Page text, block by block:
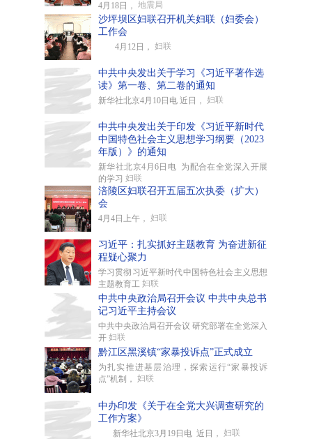
4月18日， 地震局
沙坪坝区妇联召开机关妇联（妇委会）
工作会
4月12日， 妇联
中共中央发出关于学习《习近平著作选
读》第一卷、第二卷的通知
新华社北京4月10日电 近日， 妇联
中共中央发出关于印发《习近平新时代
中国特色社会主义思想学习纲要（2023
年版）》的通知
新华社北京4月6日电 为配合在全党深入开展
的学习 妇联
涪陵区妇联召开五届五次执委（扩大）
会
4月4日上午， 妇联
习近平：扎实抓好主题教育 为奋进新征
程疑心聚力
学习贯彻习近平新时代中国特色社会主义思想
主题教育工 妇联
中共中央政治局召开会议 中共中央总书
记习近平主持会议
中共中央政治局召开会议 研究部署在全党深入
开 妇联
黔江区黑溪镇“家暴投诉点”正式成立
为扎实推进基层治理，探索运行“家暴投诉
点”机制， 妇联
中办印发《关于在全党大兴调查研究的
工作方案》
新华社北京3月19日电 近日， 妇联